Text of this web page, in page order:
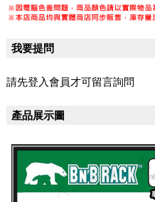
我要提問
請先登入會員才可留言詢問
產品展示圖